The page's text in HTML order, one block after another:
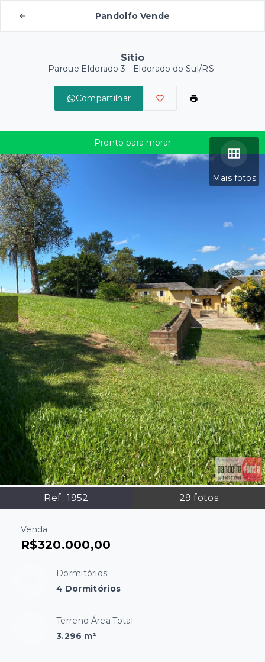
Pandolfo Vende
Sítio
Parque Eldorado 3 - Eldorado do Sul/RS
Compartilhar
Mais fotos
Ref.:1952 29 fotos
Pronto para morar
Venda
R$320.000,00
Dormitórios
4 Dormitórios
Terreno Área Total
3.296 m²